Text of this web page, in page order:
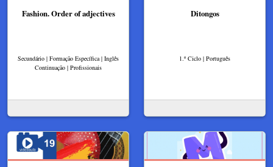
Fashion. Order of adjectives
Secundário | Formação Específica | Inglês
Continuação | Profissionais
Ditongos
1.º Ciclo | Português